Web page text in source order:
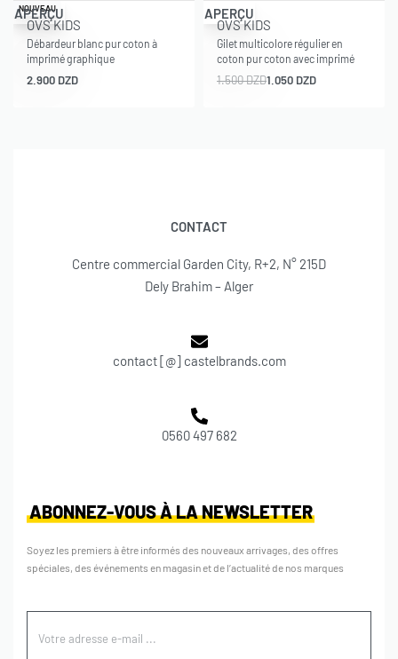
NOUVEAU
APERÇU
OVS KIDS
Débardeur blanc pur coton à
imprimé graphique
2.900 DZD
-30% OFF
APERÇU
OVS KIDS
Gilet multicolore régulier en
coton pur coton avec imprimé
1.500DZD1.050 DZD
CONTACT
Centre commercial Garden City, R+2, N° 215D
Dely Brahim – Alger
contact [@] castelbrands.com
0560 497 682
ABONNEZ-VOUS À LA NEWSLETTER
Soyez les premiers à être informés des nouveaux arrivages, des offres
spéciales, des événements en magasin et de l’actualité de nos marques